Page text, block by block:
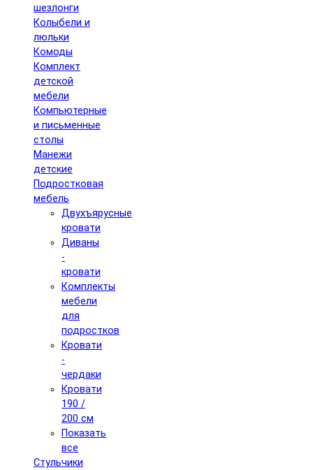
шезлонги
Колыбели и
люльки
Комоды
Комплект
детской
мебели
Компьютерные
и письменные
столы
Манежи
детские
Подростковая
мебель
Двухъярусные
кровати
Диваны
-
кровати
Комплекты
мебели
для
подростков
Кровати
-
чердаки
Кровати
190 /
200 см
Показать
все
Стульчики